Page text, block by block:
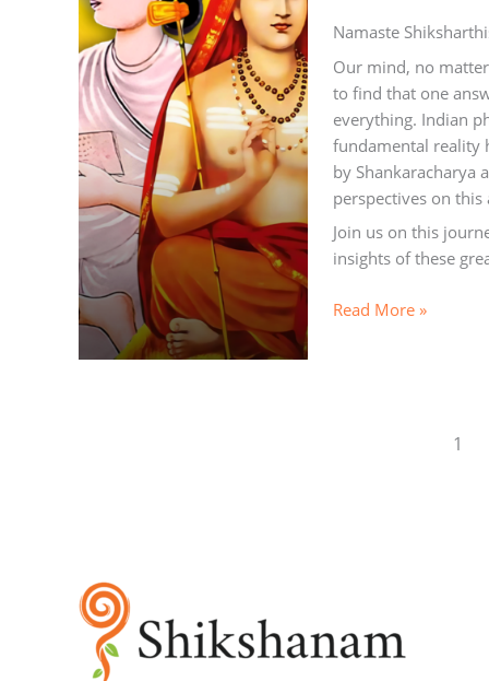
Namaste
Our mind, no
to find that one
everything. Indian
fundamental reality
by Shankaracharya
perspectives on
Join us on this
insights of these
Vallabhacharya
Read More »
1